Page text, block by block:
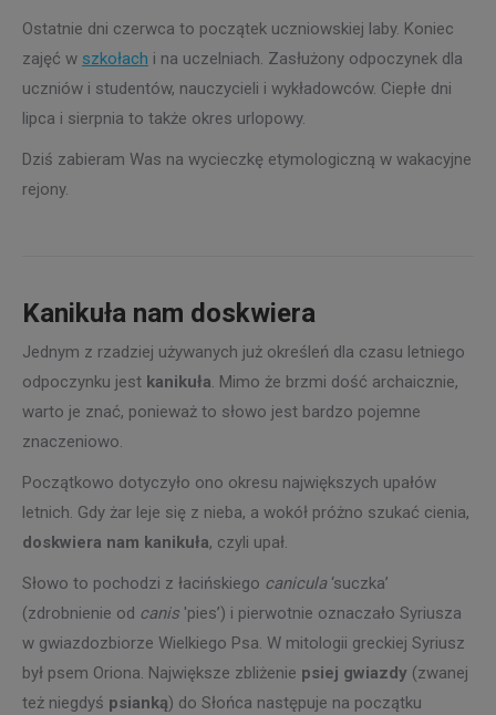
Ostatnie dni czerwca to początek uczniowskiej laby. Koniec
zajęć w szkołach i na uczelniach. Zasłużony odpoczynek dla
uczniów i studentów, nauczycieli i wykładowców. Ciepłe dni
lipca i sierpnia to także okres urlopowy.
Dziś zabieram Was na wycieczkę etymologiczną w wakacyjne
rejony.
Kanikuła nam doskwiera
Jednym z rzadziej używanych już określeń dla czasu letniego
odpoczynku jest kanikuła. Mimo że brzmi dość archaicznie,
warto je znać, ponieważ to słowo jest bardzo pojemne
znaczeniowo.
Początkowo dotyczyło ono okresu największych upałów
letnich. Gdy żar leje się z nieba, a wokół próżno szukać cienia,
doskwiera nam kanikuła, czyli upał.
Słowo to pochodzi z łacińskiego canicula‘suczka’
(zdrobnienie od canis 'pies’) i pierwotnie oznaczało Syriusza
w gwiazdozbiorze Wielkiego Psa. W mitologii greckiej Syriusz
był psem Oriona. Największe zbliżenie psiej gwiazdy (zwanej
też niegdyś psianką) do Słońca następuje na początku